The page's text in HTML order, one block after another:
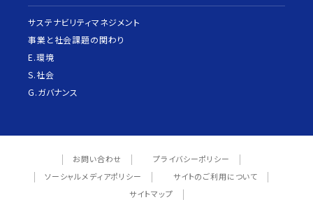
サステナビリティマネジメント
事業と社会課題の関わり
E.環境
S.社会
G.ガバナンス
お問い合わせ
プライバシーポリシー
ソーシャルメディアポリシー
サイトのご利用について
サイトマップ